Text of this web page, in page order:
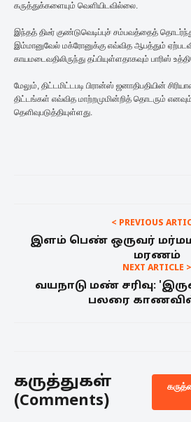
கருத்துக்களையும் வெளியிடவில்லை.
இந்தத் திடீர் குண்டுவெடிப்புச் சம்பவத்தைத்
இம்மானுவேல் மக்ரோனுக்கு எவ்வித ஆபத்தும்
காயமடைவதிலிருந்து தப்பியுள்ளதாகவும் பாரிஸ்
மேலும், திட்டமிட்டபடி பிரான்ஸ் ஜனாதிபதியின்
திட்டங்கள் எவ்வித மாற்றமுமின்றித் தொடரும்
தெளிவுபடுத்தியுள்ளது.
< PREVIOUS
இளம் பெண் ஒருவர்
மரணம்
NEXT ARTICLE >
வயநாடு மண் சரிவு:
பலரை
கருத்துகள்
(Comments)